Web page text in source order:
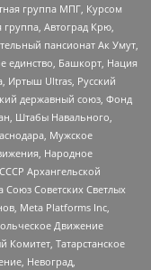
группа МПГ, Курсом
Автоград Крю,
пансионат Ак Умут,
единство, Башкорт, Нация
Иртыш Ultras, Русский
державный союз, Фонд
Штабы Навального,
Мужское
Народное
Архангельской
Советских Светлых
Meta Platforms Inc,
Движение
Татарстанское
Невоград,